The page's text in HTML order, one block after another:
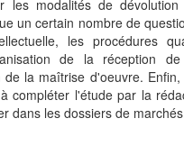
les modalités de
un certain nombre de
les procédures
de la réception
de la maîtrise d'oeuvre.
compléter l'étude par la
dans les dossiers de